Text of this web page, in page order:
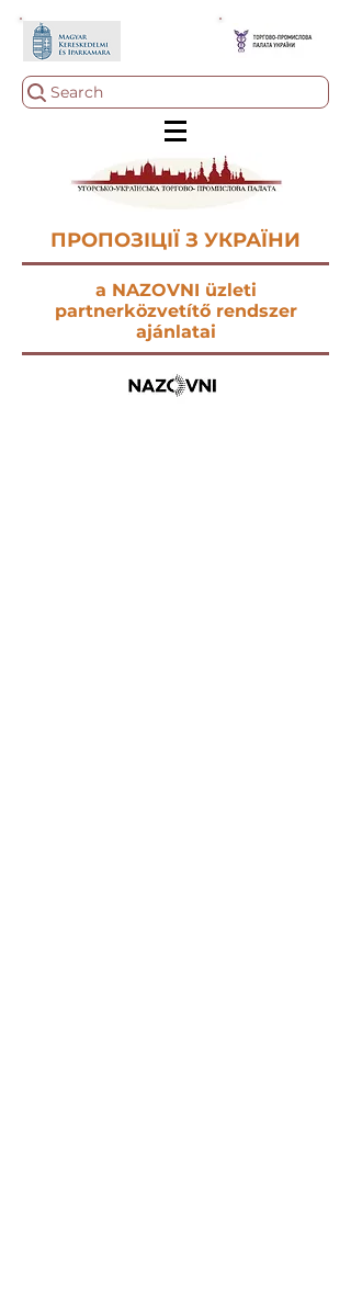
Search
ПРОПОЗІЦІЇ З УКРАЇНИ
a NAZOVNI üzleti
partnerközvetítő rendszer
ajánlatai